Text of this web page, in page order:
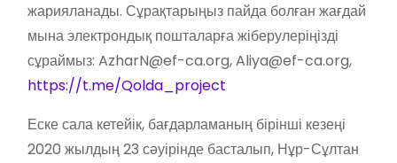
жарияланады. Сұрақтарыңыз пайда болған жағдай
мына электрондық пошталарға жіберулеріңізді
сұраймыз: AzharN@ef-ca.org,Aliya@ef-ca.org,
https://t.me/Qolda_project
Еске сала кетейік, бағдарламаның бірінші кезеңі
2020 жылдың 23 сәуірінде басталып, Нұр-Сұлтан